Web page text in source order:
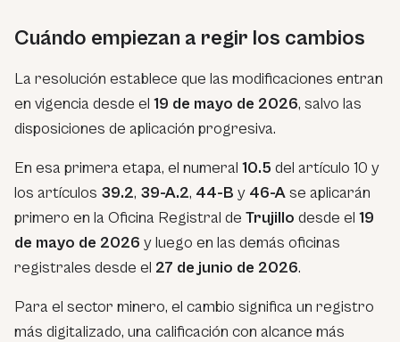
Cuándo empiezan a regir los cambios
La resolución establece que las modificaciones entran
en vigencia desde el 19 de mayo de 2026, salvo las
disposiciones de aplicación progresiva.
En esa primera etapa, el numeral 10.5 del artículo 10 y
los artículos 39.2, 39-A.2, 44-B y 46-Ase aplicarán
primero en la Oficina Registral de Trujillo desde el 19
de mayo de 2026 y luego en las demás oficinas
registrales desde el 27 de junio de 2026.
Para el sector minero, el cambio significa un registro
más digitalizado, una calificación con alcance más